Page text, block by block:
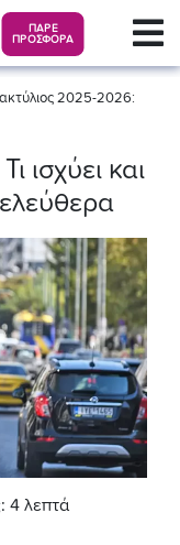
ΠΑΡΕ
ΠΡΟΣΦΟΡΑ
2025-2026:
ισχύει και
4 λεπτά